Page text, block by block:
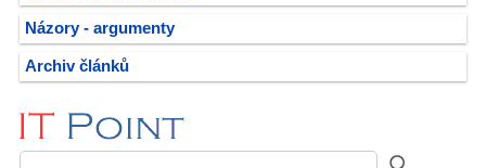
Názory - argumenty
Archiv článků